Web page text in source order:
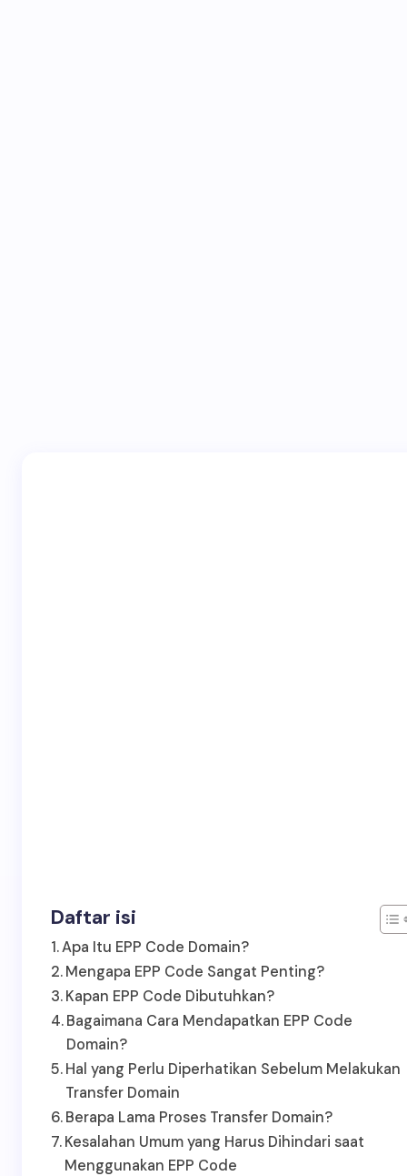
Daftar isi
Apa Itu EPP Code Domain?
Mengapa EPP Code Sangat Penting?
Kapan EPP Code Dibutuhkan?
Bagaimana Cara Mendapatkan EPP Code
Domain?
Hal yang Perlu Diperhatikan Sebelum Melakukan
Transfer Domain
Berapa Lama Proses Transfer Domain?
Kesalahan Umum yang Harus Dihindari saat
Menggunakan EPP Code